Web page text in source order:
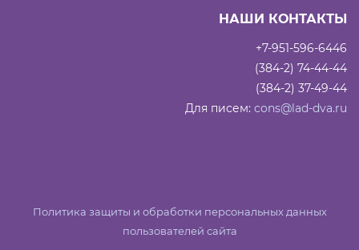
НАШИ КОНТАКТЫ
+7-951-596-6446
(384-2) 74-44-44
(384-2) 37-49-44
Для писем: cons@lad-dva.ru
Политика защиты и обработки персональных данных
пользователей сайта